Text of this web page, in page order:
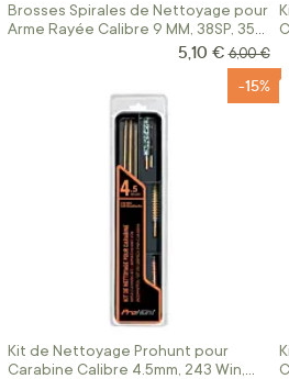
Brosses Spirales de Nettoyage pour
Arme Rayée Calibre 9 MM, 38SP, 357
Prix Spécial
5,10 € Prix
6,00 €
Kit de Nettoyage Prohunt pour
Carabine Calibre 4.5mm, 243 Win,
-15%